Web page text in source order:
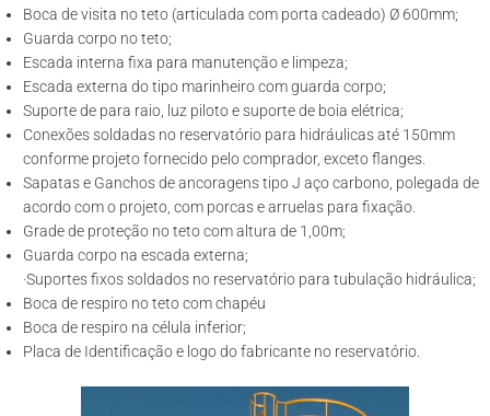
Boca de visita no teto (articulada com porta cadeado) Ø 600mm;
Guarda corpo no teto;
Escada interna fixa para manutenção e limpeza;
Escada externa do tipo marinheiro com guarda corpo;
Suporte de para raio, luz piloto e suporte de boia elétrica;
Conexões soldadas no reservatório para hidráulicas até 150mm
conforme projeto fornecido pelo comprador, exceto flanges.
Sapatas e Ganchos de ancoragens tipo J aço carbono, polegada de
acordo com o projeto, com porcas e arruelas para fixação.
Grade de proteção no teto com altura de 1,00m;
Guarda corpo na escada externa;
·Suportes fixos soldados no reservatório para tubulação hidráulica;
Boca de respiro no teto com chapéu
Boca de respiro na célula inferior;
Placa de Identificação e logo do fabricante no reservatório.